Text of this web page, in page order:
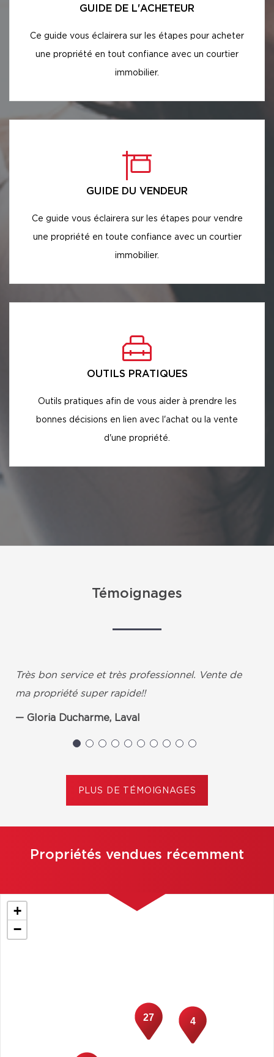
GUIDE DE L'ACHETEUR
Ce guide vous éclairera sur les étapes pour acheter
une propriété en tout confiance avec un courtier
immobilier.
GUIDE DU VENDEUR
Ce guide vous éclairera sur les étapes pour vendre
une propriété en toute confiance avec un courtier
immobilier.
OUTILS PRATIQUES
Outils pratiques afin de vous aider à prendre les
bonnes décisions en lien avec l'achat ou la vente
d'une propriété.
Témoignages
Très bon service et très professionnel. Vente de
ma propriété super rapide!!
Gloria Ducharme, Laval
PLUS DE TÉMOIGNAGES
Propriétés vendues récemment
4
27
+
−